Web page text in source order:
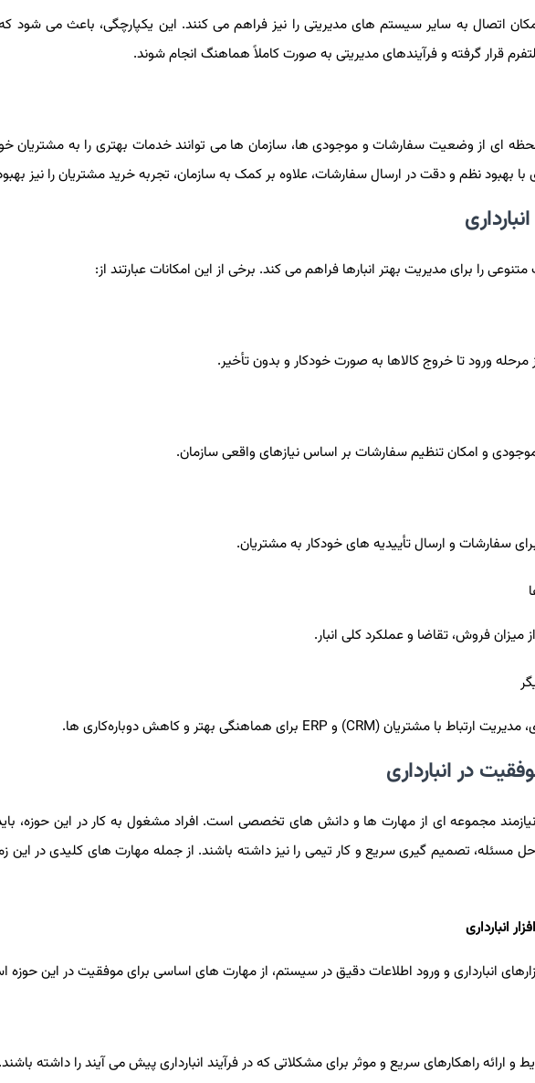
امکان اتصال به سایر سیستم‌ های مدیریتی را نیز فراهم می کنند. این یکپارچگی، باعث می ‌شود
قرار گرفته و فرآیندهای مدیریتی به ‌صورت کاملاً هماهنگ انجام شوند.
‌ای از وضعیت سفارشات و موجودی‌ ها، سازمان ‌ها می ‌توانند خدمات بهتری را به مشتریان
با بهبود نظم و دقت در ارسال سفارشات، علاوه بر کمک به سازمان، تجربه خرید مشتریان را نیز
متنوعی را برای مدیریت بهتر انبارها فراهم می‌ کند. برخی از این امکانات عبارتند از:
ورود تا خروج کالاها به‌ صورت خودکار و بدون تأخیر.
و امکان تنظیم سفارشات بر اساس نیازهای واقعی سازمان.
سفارشات و ارسال تأییدیه‌ های خودکار به مشتریان.
فروش، تقاضا و عملکرد کلی انبار.
ارتباط با مشتریان(CRM) و ERP برای هماهنگی بهتر و کاهش دوباره‌کاری ‌ها.
در انبارداری
نیازمند مجموعه ‌ای از مهارت‌ ها و دانش‌ های تخصصی است. افراد مشغول به کار در این حوزه، باید
حل مسئله، تصمیم ‌گیری سریع و کار تیمی را نیز داشته باشند. از جمله مهارت‌ های کلیدی در این
انبارداری
انبارداری و ورود اطلاعات دقیق در سیستم، از مهارت‌ های اساسی برای موفقیت در این
و ارائه راهکارهای سریع و موثر برای مشکلاتی که در فرآیند انبارداری پیش می ‌آیند را داشته باشند.